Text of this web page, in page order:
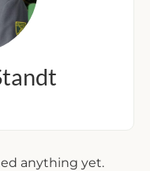
anything yet.